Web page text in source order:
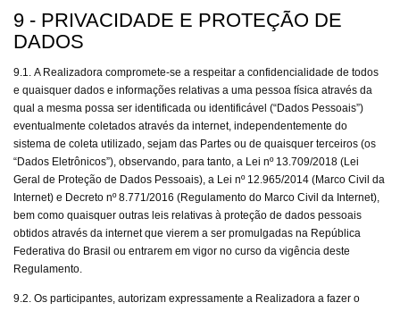
9 - PRIVACIDADE E PROTEÇÃO DE
DADOS
9.1. A Realizadora compromete-se a respeitar a confidencialidade de todos
e quaisquer dados e informações relativas a uma pessoa física através da
qual a mesma possa ser identificada ou identificável (“Dados Pessoais”)
eventualmente coletados através da internet, independentemente do
sistema de coleta utilizado, sejam das Partes ou de quaisquer terceiros (os
“Dados Eletrônicos”), observando, para tanto, a Lei nº 13.709/2018 (Lei
Geral de Proteção de Dados Pessoais), a Lei nº 12.965/2014 (Marco Civil da
Internet) e Decreto nº 8.771/2016 (Regulamento do Marco Civil da Internet),
bem como quaisquer outras leis relativas à proteção de dados pessoais
obtidos através da internet que vierem a ser promulgadas na República
Federativa do Brasil ou entrarem em vigor no curso da vigência deste
Regulamento.
9.2. Os participantes, autorizam expressamente a Realizadora a fazer o